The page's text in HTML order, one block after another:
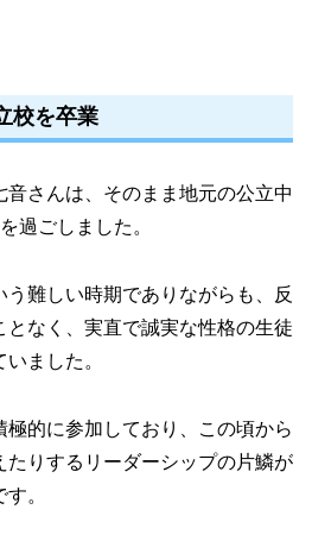
校を卒業
さんは、そのまま地元の公立中
過ごしました。
難しい時期でありながらも、反
なく、実直で誠実な性格の生徒
ました。
的に参加しており、この頃から
たりするリーダーシップの片鱗が
。